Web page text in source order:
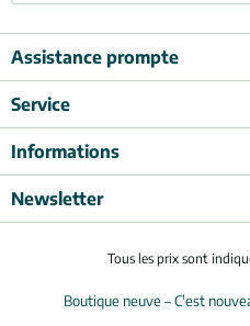
Assistance prompte
Service
Informations
Newsletter
Tous les prix sont
Boutique neuve – C'est